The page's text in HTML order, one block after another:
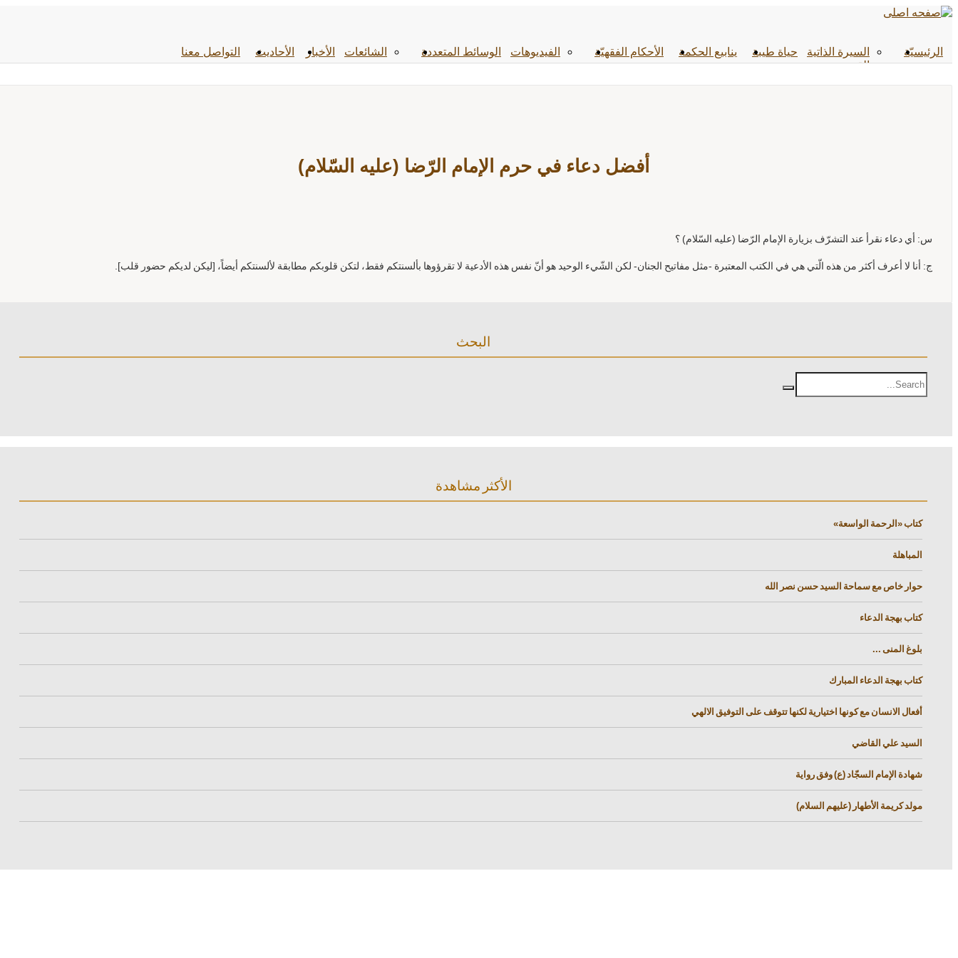
الرئیسیّة حياة طيبة
السيرة الذاتية
القصص
ينابيع الحكمة الأحکام الفقهیّة الوسائط المتعددة الفیدیوهات الأخبار الشائعات الأحادیث التواصل معنا
أفضل دعاء في حرم الإمام الرّضا (عليه السّلام)
س: أي دعاء نقرأ عند التشرّف بزيارة الإمام الرّضا (عليه السّلام) ؟
ج: أنا لا أعرف أكثر من هذه الّتي هي في الكتب المعتبرة -مثل مفاتيح الجنان- لكن الشّيء الوحيد هو أنّ نفس هذه الأدعية لا تقرؤوها بألسنتكم فقط، لتكن قلوبكم مطابقة لألسنتكم أيضاً، [ليكن لديكم حضور قلب].
البحث
الأكثر مشاهدة
كتاب «الرحمة الواسعة»
المباهلة
حوار خاص مع سماحة السيد حسن نصر الله
كتاب بهجة الدعاء
بلوغ المنى ...
كتاب بهجة الدعاء المبارك
أفعال الانسان مع كونها اختيارية لكنها تتوقف على التوفيق الالهي
السيد علي القاضي
شهادة الإمام السجّاد (ع) وفق رواية
مولد كريمة الأطهار (عليهم السلام)